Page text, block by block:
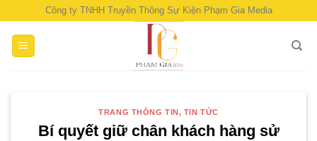
content
Công ty TNHH Truyền Thông Sự Kiện Phạm Gia Media
TRANG THÔNG TIN, TIN TỨC
Bí quyết giữ chân khách hàng sử